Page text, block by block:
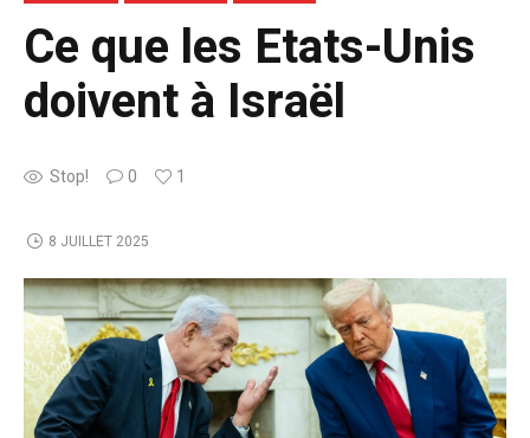
Ce que les Etats-Unis
doivent à Israël
Stop! 0 1
8 JUILLET 2025